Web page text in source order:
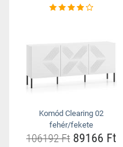
Komód Clearing 02
fehér/fekete
106192 Ft 89166 Ft